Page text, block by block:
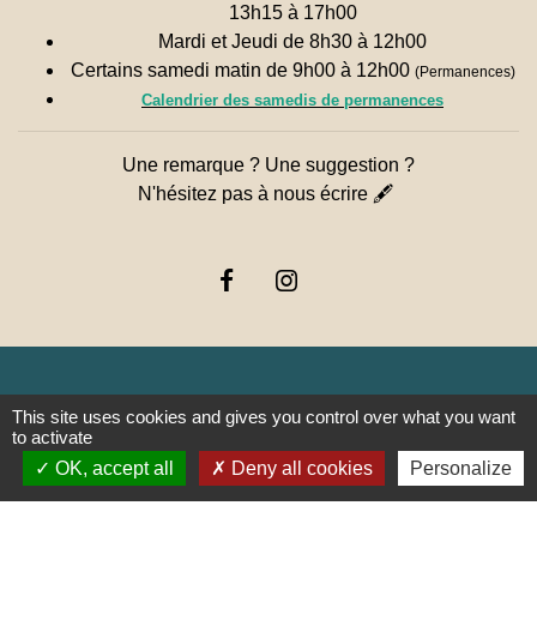
13h15 à 17h00
Mardi et Jeudi de 8h30 à 12h00
Certains samedi matin de 9h00 à 12h00 (Permanences)
Calendrier des samedis de permanences
Une remarque ? Une suggestion ?
N'hésitez pas à nous écrire 🖋
Liens
PREFECTURE DE SAÔNE ET
This site uses cookies and gives you control over what you want
to activate
OK, accept all
Deny all cookies Personalize